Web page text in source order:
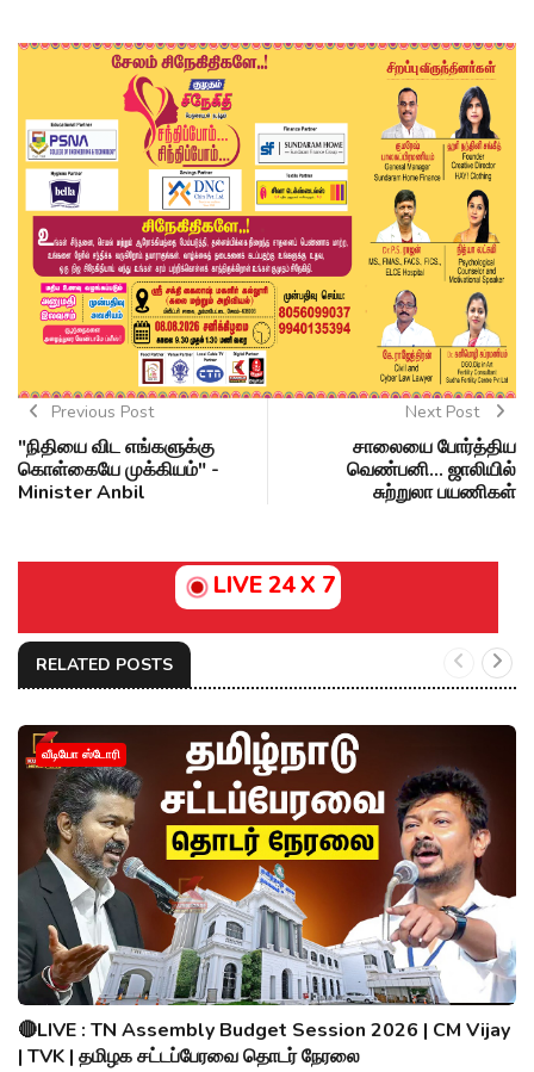
Previous Post
"நிதியை விட எங்களுக்கு
கொள்கையே முக்கியம்" -
Minister Anbil
Next Post
சாலையை போர்த்திய
வெண்பனி... ஜாலியில்
சுற்றுலா பயணிகள்
LIVE 24 X 7
RELATED POSTS
வீடியோ ஸ்டோரி
🔴LIVE : TN Assembly Budget Session 2026 | CM Vijay
| TVK | தமிழக சட்டப்பேரவை தொடர் நேரலை